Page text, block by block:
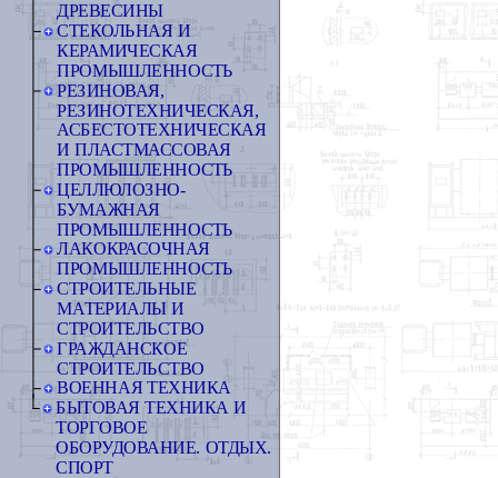
ДРЕВЕСИНЫ
СТЕКОЛЬНАЯ И
КЕРАМИЧЕСКАЯ
ПРОМЫШЛЕННОСТЬ
РЕЗИНОВАЯ,
РЕЗИНОТЕХНИЧЕСКАЯ,
АСБЕСТОТЕХНИЧЕСКАЯ
И ПЛАСТМАССОВАЯ
ПРОМЫШЛЕННОСТЬ
ЦЕЛЛЮЛОЗНО-
БУМАЖНАЯ
ПРОМЫШЛЕННОСТЬ
ЛАКОКРАСОЧНАЯ
ПРОМЫШЛЕННОСТЬ
СТРОИТЕЛЬНЫЕ
МАТЕРИАЛЫ И
СТРОИТЕЛЬСТВО
ГРАЖДАНСКОЕ
СТРОИТЕЛЬСТВО
ВОЕННАЯ ТЕХНИКА
БЫТОВАЯ ТЕХНИКА И
ТОРГОВОЕ
ОБОРУДОВАНИЕ. ОТДЫХ.
СПОРТ